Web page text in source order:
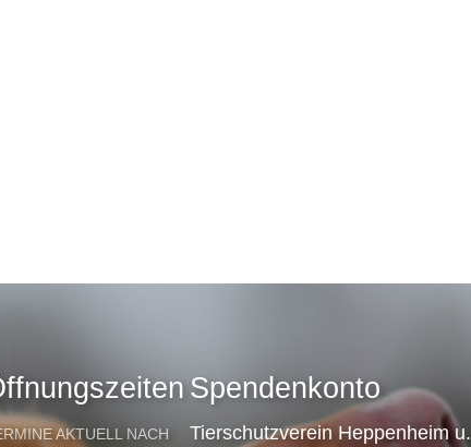
AKTUELL NACH
Spendenkonto
Tierschutzverein Heppenheim u.